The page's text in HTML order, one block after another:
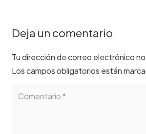
Deja un comentario
Tu dirección de correo electrónico
Los campos obligatorios están